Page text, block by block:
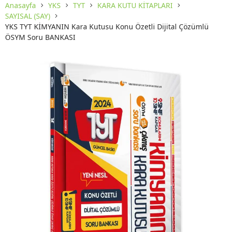
Anasayfa YKS TYT
KARA KUTU KİTAPLARI
SAYISAL (SAY)
YKS TYT KİMYANIN Kara Kutusu Konu Özetli Dijital Çözümlü
ÖSYM Soru BANKASI